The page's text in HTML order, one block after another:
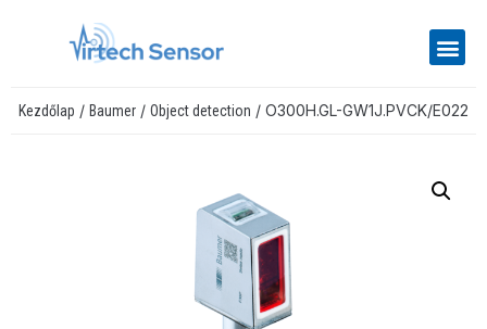
Kezdőlap / Baumer / Object detection / O300H.GL-GW1J.PVCK/E022